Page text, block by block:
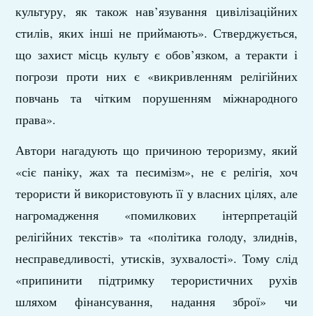
культуру, як також нав’язування цивілізаційних
стилів, яких інші не приймають». Стверджується,
що захист місць культу є обов’язком, а теракти і
погрози проти них є «викривленням релігійних
повчань та чітким порушенням міжнародного
права».
Автори нагадують що причиною тероризму, який
«сіє паніку, жах та песимізм», не є релігія, хоч
терористи й використовують її у власних цілях, але
нагромадження «помилкових інтерпретацій
релігійних текстів» та «політика голоду, злиднів,
несправедливості, утисків, зухвалості». Тому слід
«припинити підтримку терористичних рухів
шляхом фінансування, надання зброї» чи